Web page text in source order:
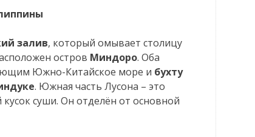
залив, который омывает столицу
остров Миндоро. Оба
Южно-Китайское море и бухту
. Южная часть Лусона – это
суши. Он отделён от основной